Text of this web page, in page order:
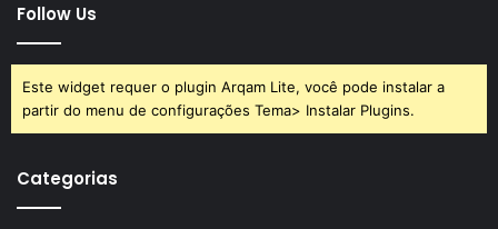
Follow Us
Este widget requer o plugin Arqam Lite, você pode instalar a
partir do menu de configurações Tema> Instalar Plugins.
Categorias